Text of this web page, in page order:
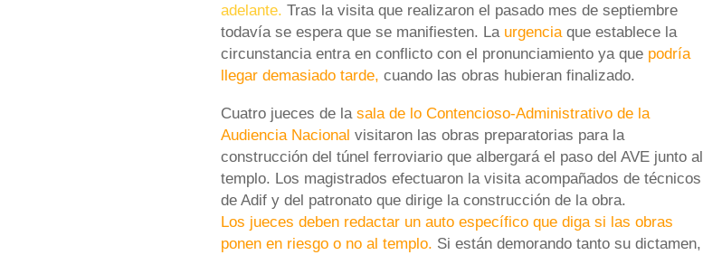
adelante. Tras la visita que realizaron el pasado mes de septiembre
todavía se espera que se manifiesten. La urgencia que establece la
circunstancia entra en conflicto con el pronunciamiento ya que podría
llegar demasiado tarde, cuando las obras hubieran finalizado.
Cuatro jueces de la sala de lo Contencioso-Administrativo de la
Audiencia Nacional visitaron las obras preparatorias para la
construcción del túnel ferroviario que albergará el paso del AVE junto al
templo. Los magistrados efectuaron la visita acompañados de técnicos
de Adif y del patronato que dirige la construcción de la obra.
Los jueces deben redactar un auto específico que diga si las obras
ponen en riesgo o no al templo. Si están demorando tanto su dictamen,